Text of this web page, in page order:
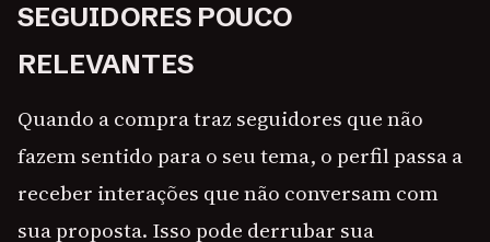
SEGUIDORES POUCO
RELEVANTES
Quando a compra traz seguidores que não
fazem sentido para o seu tema, o perfil passa a
receber interações que não conversam com
sua proposta. Isso pode derrubar sua